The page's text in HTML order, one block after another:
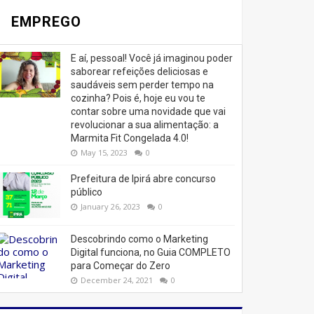
EMPREGO
E aí, pessoal! Você já imaginou poder
saborear refeições deliciosas e
saudáveis ​​sem perder tempo na
cozinha? Pois é, hoje eu vou te
contar sobre uma novidade que vai
revolucionar a sua alimentação: a
Marmita Fit Congelada 4.0!
May 15, 2023 0
Prefeitura de Ipirá abre concurso
público
January 26, 2023 0
Descobrindo como o Marketing
Digital funciona, no Guia COMPLETO
para Começar do Zero
December 24, 2021 0